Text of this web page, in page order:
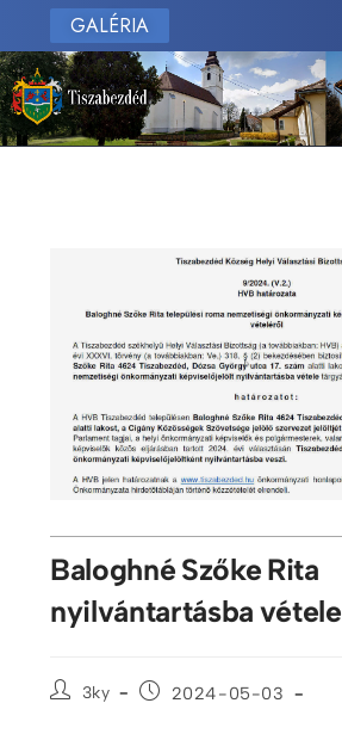
GALÉRIA
Baloghné Szőke Rita
nyilvántartásba vétele
3ky 2024-05-03